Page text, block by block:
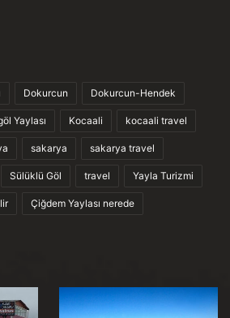
Dokurcun Dokurcun-Hendek
Yaylası Kocaali kocaali travel
sakarya sakarya travel
Sülüklü Göl travel Yayla Turizmi
Çiğdem Yaylası nerede